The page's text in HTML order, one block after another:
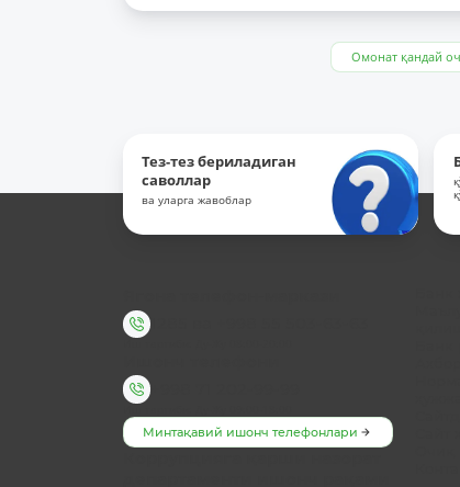
Омонат қандай
Тез-тез бериладиган
саволлар
ва уларга жавоблар
Минтақавий ишонч телефонлари